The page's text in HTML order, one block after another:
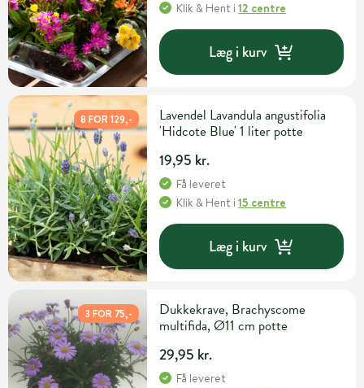
Klik & Hent i12 centre
Læg i kurv
8 FOR 129,-
Lavendel Lavandula angustifolia
'Hidcote Blue' 1 liter potte
19,95 kr.
Få leveret
Klik & Hent i15 centre
Læg i kurv
3 FOR 75,-
Dukkekrave, Brachyscome
multifida, Ø11 cm potte
29,95 kr.
Få leveret